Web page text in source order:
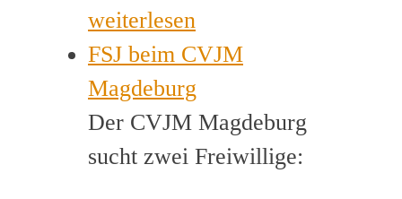
weiterlesen
FSJ beim CVJM
Magdeburg
Der CVJM Magdeburg
sucht zwei Freiwillige: